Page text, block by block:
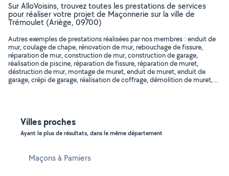
Sur AlloVoisins, trouvez toutes les prestations de services
pour réaliser votre projet de Maçonnerie sur la ville de
Trémoulet (Ariège, 09700)
Autres exemples de prestations réalisées par nos membres : enduit de
mur, coulage de chape, rénovation de mur, rebouchage de fissure,
réparation de mur, construction de mur, construction de garage,
réalisation de piscine, réparation de fissure, réparation de muret,
déstruction de mur, montage de muret, enduit de muret, enduit de
garage, crépi de garage, réalisation de coffrage, démolition de muret, ..
Villes proches
Ayant le plus de résultats, dans le même département
Maçons à Pamiers